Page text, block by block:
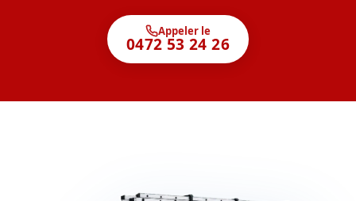
Appeler le
0472 53 24 26